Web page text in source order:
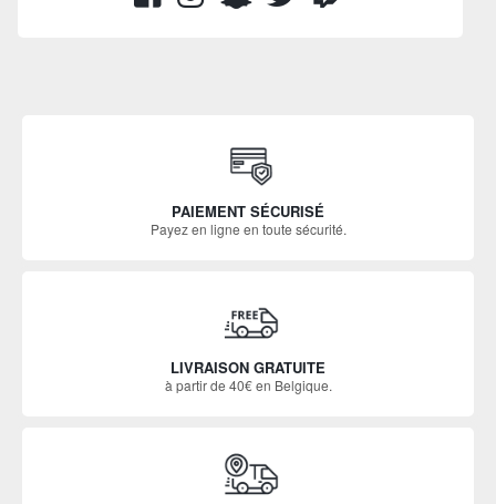
PAIEMENT SÉCURISÉ
Payez en ligne en toute sécurité.
LIVRAISON GRATUITE
à partir de 40€ en Belgique.